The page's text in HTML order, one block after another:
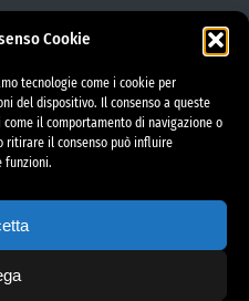
Cookie
tecnologie come i cookie per
del dispositivo. Il consenso a queste
il comportamento di navigazione o
ritirare il consenso può influire
funzioni.
dati (RPD)